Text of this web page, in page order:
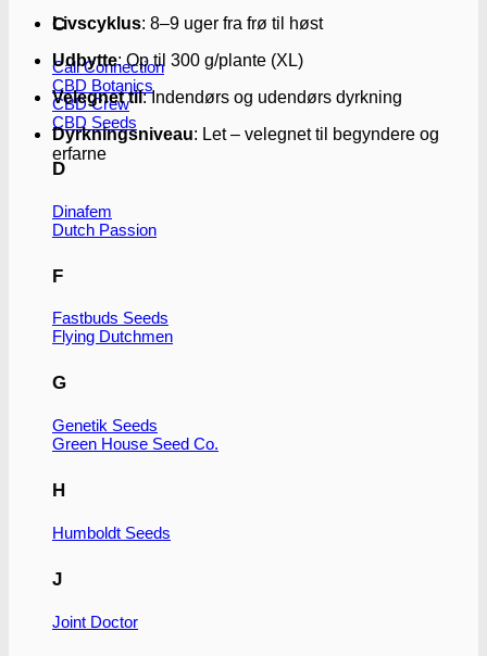
C
Cali Connection
CBD Botanics
CBD Crew
CBD Seeds
D
Dinafem
Dutch Passion
F
Fastbuds Seeds
Flying Dutchmen
G
Genetik Seeds
Green House Seed Co.
H
Humboldt Seeds
J
Joint Doctor
Livscyklus: 8–9 uger fra frø til høst
Udbytte: Op til 300 g/plante (XL)
Velegnet til: Indendørs og udendørs dyrkning
Dyrkningsniveau: Let – velegnet til begyndere og
erfarne